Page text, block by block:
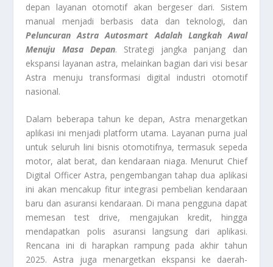
depan layanan otomotif akan bergeser dari. Sistem
manual menjadi berbasis data dan teknologi, dan
Peluncuran Astra Autosmart Adalah Langkah Awal
Menuju Masa Depan. Strategi jangka panjang dan
ekspansi layanan astra, melainkan bagian dari visi besar
Astra menuju transformasi digital industri otomotif
nasional.
Dalam beberapa tahun ke depan, Astra menargetkan
aplikasi ini menjadi platform utama. Layanan purna jual
untuk seluruh lini bisnis otomotifnya, termasuk sepeda
motor, alat berat, dan kendaraan niaga. Menurut Chief
Digital Officer Astra, pengembangan tahap dua aplikasi
ini akan mencakup fitur integrasi pembelian kendaraan
baru dan asuransi kendaraan. Di mana pengguna dapat
memesan test drive, mengajukan kredit, hingga
mendapatkan polis asuransi langsung dari aplikasi.
Rencana ini di harapkan rampung pada akhir tahun
2025. Astra juga menargetkan ekspansi ke daerah-